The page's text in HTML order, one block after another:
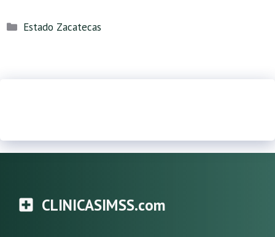
Categorías
Estado Zacatecas
CLINICASIMSS.com